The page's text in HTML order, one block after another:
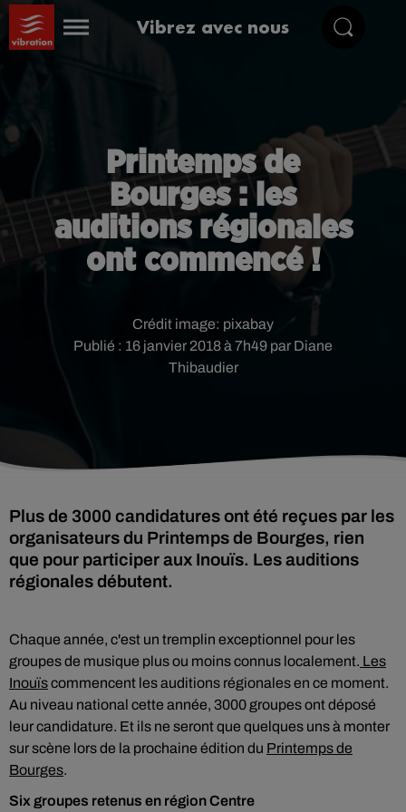
Vibrez avec nous
Printemps de
Bourges : les
auditions régionales
ont commencé !
Publié : 16 janvier 2018 à 7h49 par Diane
Thibaudier
Crédit image: pixabay
Plus de 3000 candidatures ont été reçues par les
organisateurs du Printemps de Bourges, rien
que pour participer aux Inouïs. Les auditions
régionales débutent.
Chaque année, c'est un tremplin exceptionnel pour les
groupes de musique plus ou moins connus localement. Les
Inouïscommencent les auditions régionales en ce moment.
Au niveau national cette année, 3000 groupes ont déposé
leur candidature. Et ils ne seront que quelques uns à monter
sur scène lors de la prochaine édition du Printemps de
Bourges.
Six groupes retenus en région Centre